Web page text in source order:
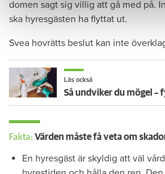
domen sagt sig villig att gå med på.
ska hyresgästen ha flyttat ut.
Svea hovrätts beslut kan inte
Läs också
Fakta: Värden måste få veta om
En hyresgäst är skyldig att väl